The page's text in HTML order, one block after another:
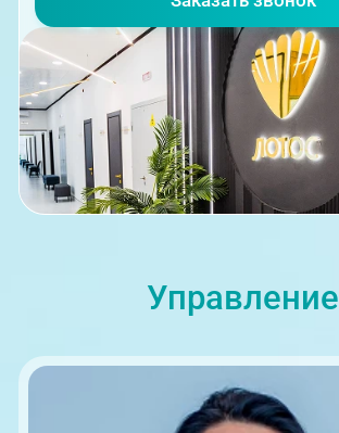
08:00-21:00
ЦАОП, ул. Труда, 187Б
08:00-21:00
Управление